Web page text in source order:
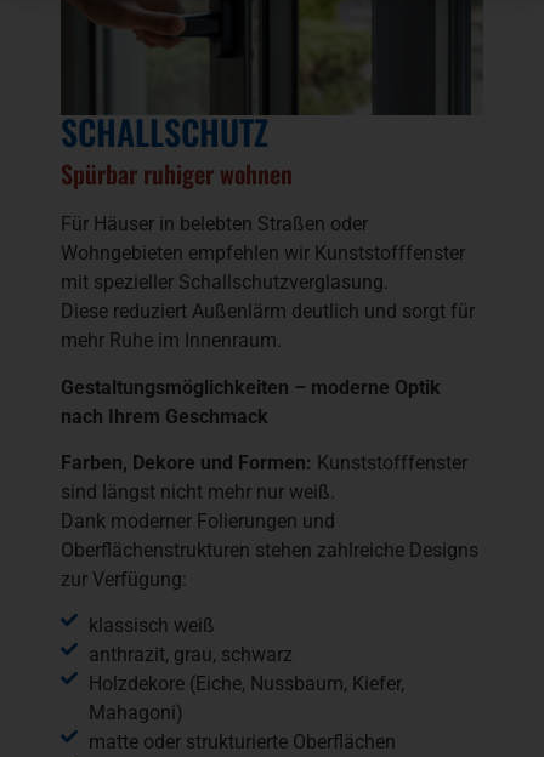
SCHALLSCHUTZ
Spürbar ruhiger wohnen
Für Häuser in belebten Straßen oder
Wohngebieten empfehlen wir Kunststofffenster
mit spezieller Schallschutzverglasung.
Diese reduziert Außenlärm deutlich und sorgt für
mehr Ruhe im Innenraum.
Gestaltungsmöglichkeiten – moderne Optik
nach Ihrem Geschmack
Farben, Dekore und Formen: Kunststofffenster
sind längst nicht mehr nur weiß.
Dank moderner Folierungen und
Oberflächenstrukturen stehen zahlreiche Designs
zur Verfügung:
klassisch weiß
anthrazit, grau, schwarz
Holzdekore (Eiche, Nussbaum, Kiefer,
Mahagoni)
matte oder strukturierte Oberflächen